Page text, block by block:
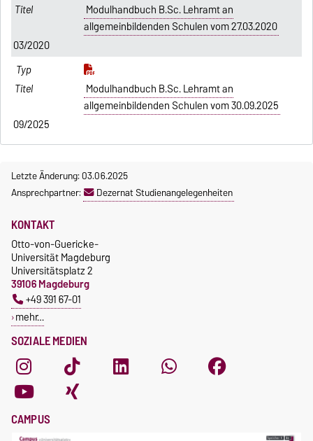
Modulhandbuch B.Sc. Lehramt an
allgemeinbildenden Schulen vom 27.03.2020
03/2020
Modulhandbuch B.Sc. Lehramt an
allgemeinbildenden Schulen vom 30.09.2025
09/2025
Letzte Änderung: 03.06.2025
Ansprechpartner:
Dezernat Studienangelegenheiten
SOZIALE MEDIEN
KONTAKT
Otto-von-Guericke-
Universität Magdeburg
Universitätsplatz 2
39106 Magdeburg
+49 391 67-01
mehr…
CAMPUS